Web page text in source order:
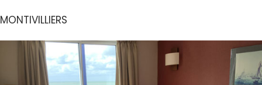
MONTIVILLIERS